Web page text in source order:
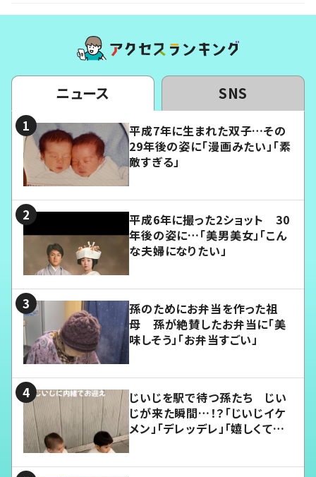
ニュース SNS
平成7年に生まれた双子…その
29年後の姿に「漫画みたい」「素
敵すぎる」
平成6年に撮った2ショット 30
年後の姿に…「美男美女」「こん
な夫婦になりたい」
孫のためにお弁当を作った祖
母 孫が絶賛したお弁当に「美
味しそう」「お弁当すごい」
じいじを駅で待つ孫たち じい
じが来た瞬間…！？「じいじイケ
メン」「デレッデレ」「嬉しくて可